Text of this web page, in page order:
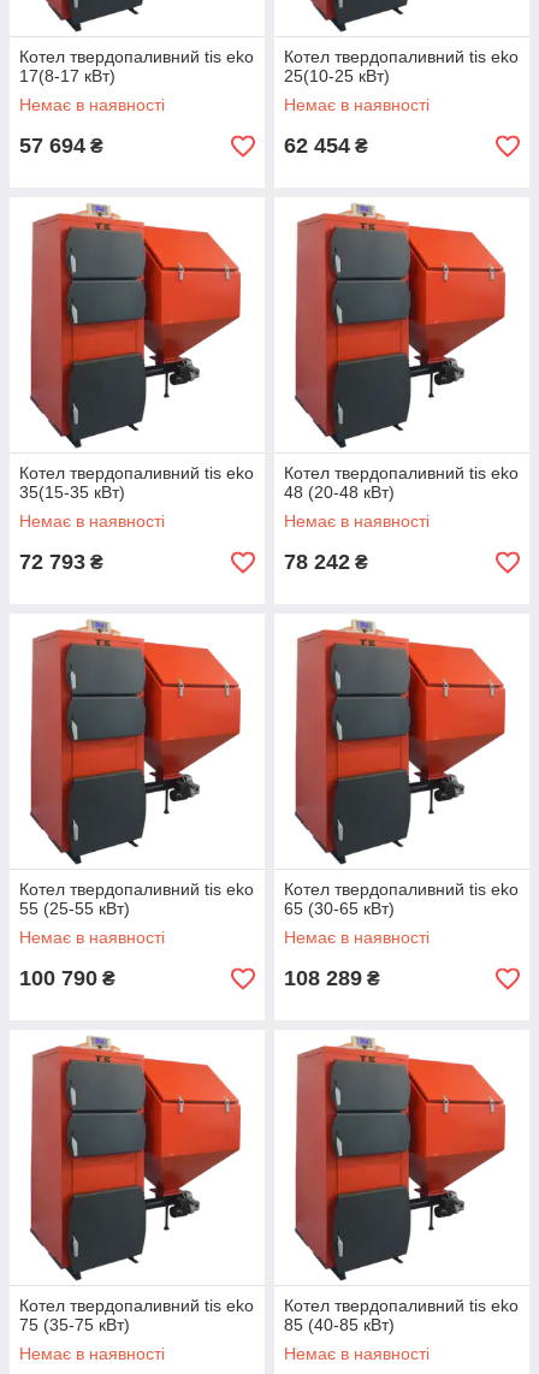
Котел твердопаливний tis eko
17(8-17 кВт)
Немає в наявності
57 694 ₴
Котел твердопаливний tis eko
25(10-25 кВт)
Немає в наявності
62 454 ₴
Котел твердопаливний tis eko
35(15-35 кВт)
Немає в наявності
72 793 ₴
Котел твердопаливний tis eko
48 (20-48 кВт)
Немає в наявності
78 242 ₴
Котел твердопаливний tis eko
55 (25-55 кВт)
Немає в наявності
100 790 ₴
Котел твердопаливний tis eko
65 (30-65 кВт)
Немає в наявності
108 289 ₴
Котел твердопаливний tis eko
75 (35-75 кВт)
Немає в наявності
Котел твердопаливний tis eko
85 (40-85 кВт)
Немає в наявності